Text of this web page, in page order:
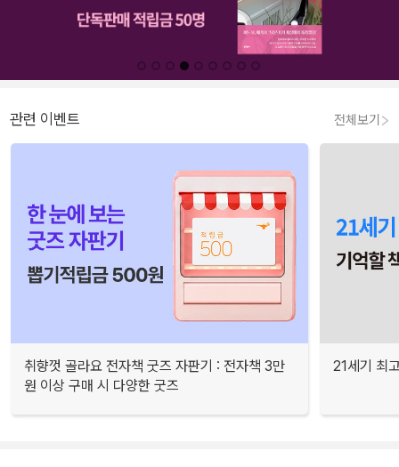
관련 이벤트 전체보기
취향껏 골라요 전자책 굿즈 자판기 : 전자책 3만
원 이상 구매 시 다양한 굿즈
21세기 최